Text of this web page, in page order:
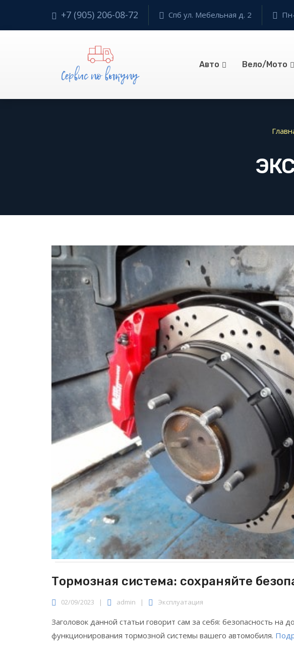
+7 (905) 206-08-72 Спб ул. Мебельная д. 2
Авто Вело/Мото
Тормозная система: сохраняйте
02/09/2023 | admin | Эксплуатация
Заголовок данной статьи говорит сам за себя: безопасность на
функционирования тормозной системы вашего автомобиля.